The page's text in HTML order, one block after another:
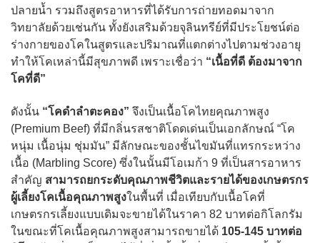
ปลายน้ำ รวมถึงสูตรอาหารที่ได้รับการถ่ายทอดมาจาก
วิทยาลัยด้วยเช่นกัน ทั้งยังเสริมด้วยจุลินทรีย์ที่มีประโยชน์ต่อ
ร่างกายของโคในสูตรและปริมาณที่แตกต่างไปตามช่วงอายุ
ทำให้โคเหล่านี้มีสุขภาพดี เพราะเชื่อว่า “เนื้อที่ดี ต้องมาจาก
โคที่ดี”
ดังนั้น “โคดำลำตะคอง” จึงเป็นเนื้อโคไทยคุณภาพสูง
(Premium Beef) ที่มีกลิ่นรสชาติโดดเด่นเป็นเอกลักษณ์ “โค
หนุ่ม เนื้อนุ่ม ชุ่มมัน” มีลักษณะของชั้นไขมันที่แทรกระหว่าง
เนื้อ (Marbling Score) ซึ่งในนั้นมีโอเมก้า 9 ที่เป็นสารอาหาร
สำคัญ สามารถยกระดับคุณภาพชีวิตและรายได้ของเกษตรกร
ผู้เลี้ยงโคเนื้อคุณภาพสูงในพื้นที่ เมื่อเทียบกับเนื้อโคที่
เกษตรกรเลี้ยงแบบเดิมจะขายได้ในราคา 82 บาทต่อกิโลกรัม
ในขณะที่โคเนื้อคุณภาพสูงสามารถขายได้ 105-145 บาทต่อ